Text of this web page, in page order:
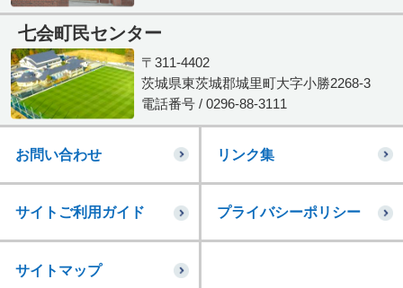
七会町民センター
〒311-4402
茨城県東茨城郡城里町大字小勝2268-3
電話番号 / 0296-88-3111
お問い合わせ リンク集
サイトご利用ガイド プライバシーポリシー
サイトマップ